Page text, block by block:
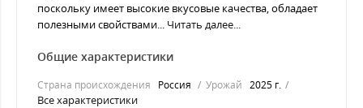
поскольку имеет высокие вкусовые качества, обладает
полезными свойствами... Читать далее...
Общие характеристики
Страна происхождения Россия Урожай 2025 г.
Все характеристики